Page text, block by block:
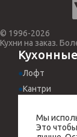
© 1996-2026
Кухни на заказ.
Лофт
Кантри
Хай-Тек
Мы
Это